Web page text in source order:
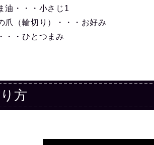
油・・・小さじ1
爪（輪切り）・・・お好み
・・ひとつまみ
方